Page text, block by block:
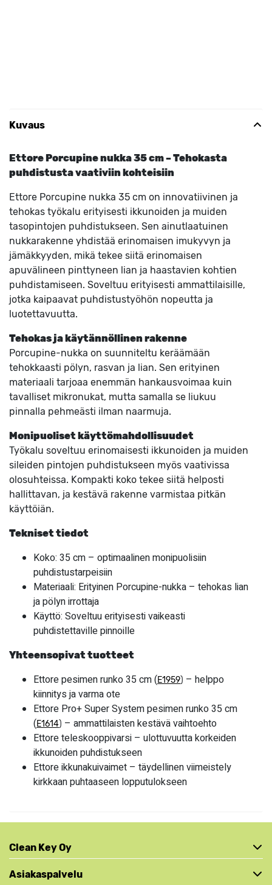
Kuvaus
Ettore Porcupine nukka 35 cm – Tehokasta
puhdistusta vaativiin kohteisiin
Ettore Porcupine nukka 35 cm on innovatiivinen ja
tehokas työkalu erityisesti ikkunoiden ja muiden
tasopintojen puhdistukseen. Sen ainutlaatuinen
nukkarakenne yhdistää erinomaisen imukyvyn ja
jämäkkyyden, mikä tekee siitä erinomaisen
apuvälineen pinttyneen lian ja haastavien kohtien
puhdistamiseen. Soveltuu erityisesti ammattilaisille,
jotka kaipaavat puhdistustyöhön nopeutta ja
luotettavuutta.
Tehokas ja käytännöllinen rakenne
Porcupine-nukka on suunniteltu keräämään
tehokkaasti pölyn, rasvan ja lian. Sen erityinen
materiaali tarjoaa enemmän hankausvoimaa kuin
tavalliset mikronukat, mutta samalla se liukuu
pinnalla pehmeästi ilman naarmuja.
Monipuoliset käyttömahdollisuudet
Työkalu soveltuu erinomaisesti ikkunoiden ja muiden
sileiden pintojen puhdistukseen myös vaativissa
olosuhteissa. Kompakti koko tekee siitä helposti
hallittavan, ja kestävä rakenne varmistaa pitkän
käyttöiän.
Tekniset tiedot
Koko: 35 cm – optimaalinen monipuolisiin
puhdistustarpeisiin
Materiaali: Erityinen Porcupine-nukka – tehokas lian
ja pölyn irrottaja
Käyttö: Soveltuu erityisesti vaikeasti
puhdistettaville pinnoille
Yhteensopivat tuotteet
Ettore pesimen runko 35 cm (E1959) – helppo
kiinnitys ja varma ote
Ettore Pro+ Super System pesimen runko 35 cm
(E1614) – ammattilaisten kestävä vaihtoehto
Ettore teleskooppivarsi – ulottuvuutta korkeiden
ikkunoiden puhdistukseen
Ettore ikkunakuivaimet – täydellinen viimeistely
kirkkaan puhtaaseen lopputulokseen
Clean Key Oy
Asiakaspalvelu